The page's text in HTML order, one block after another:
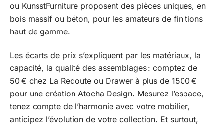
ou KunsstFurniture proposent des pièces uniques, en
bois massif ou béton, pour les amateurs de finitions
haut de gamme.
Les écarts de prix s’expliquent par les matériaux, la
capacité, la qualité des assemblages : comptez de
50 € chez La Redoute ou Drawer à plus de 1500 €
pour une création Atocha Design. Mesurez l’espace,
tenez compte de l’harmonie avec votre mobilier,
anticipez l’évolution de votre collection. Et surtout,